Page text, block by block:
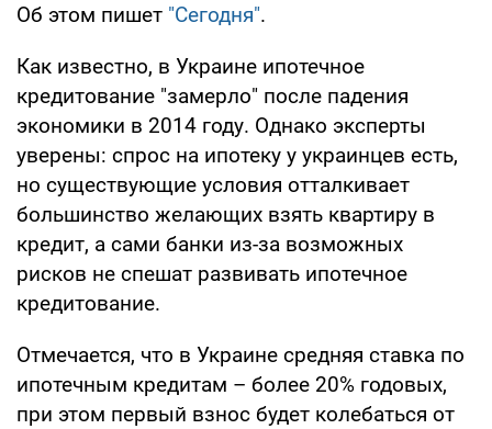
Об этом пишет "Сегодня".
Как известно, в Украине ипотечное
кредитование "замерло" после падения
экономики в 2014 году. Однако эксперты
уверены: спрос на ипотеку у украинцев есть,
но существующие условия отталкивает
большинство желающих взять квартиру в
кредит, а сами банки из-за возможных
рисков не спешат развивать ипотечное
кредитование.
Отмечается, что в Украине средняя ставка по
ипотечным кредитам – более 20% годовых,
при этом первый взнос будет колебаться от